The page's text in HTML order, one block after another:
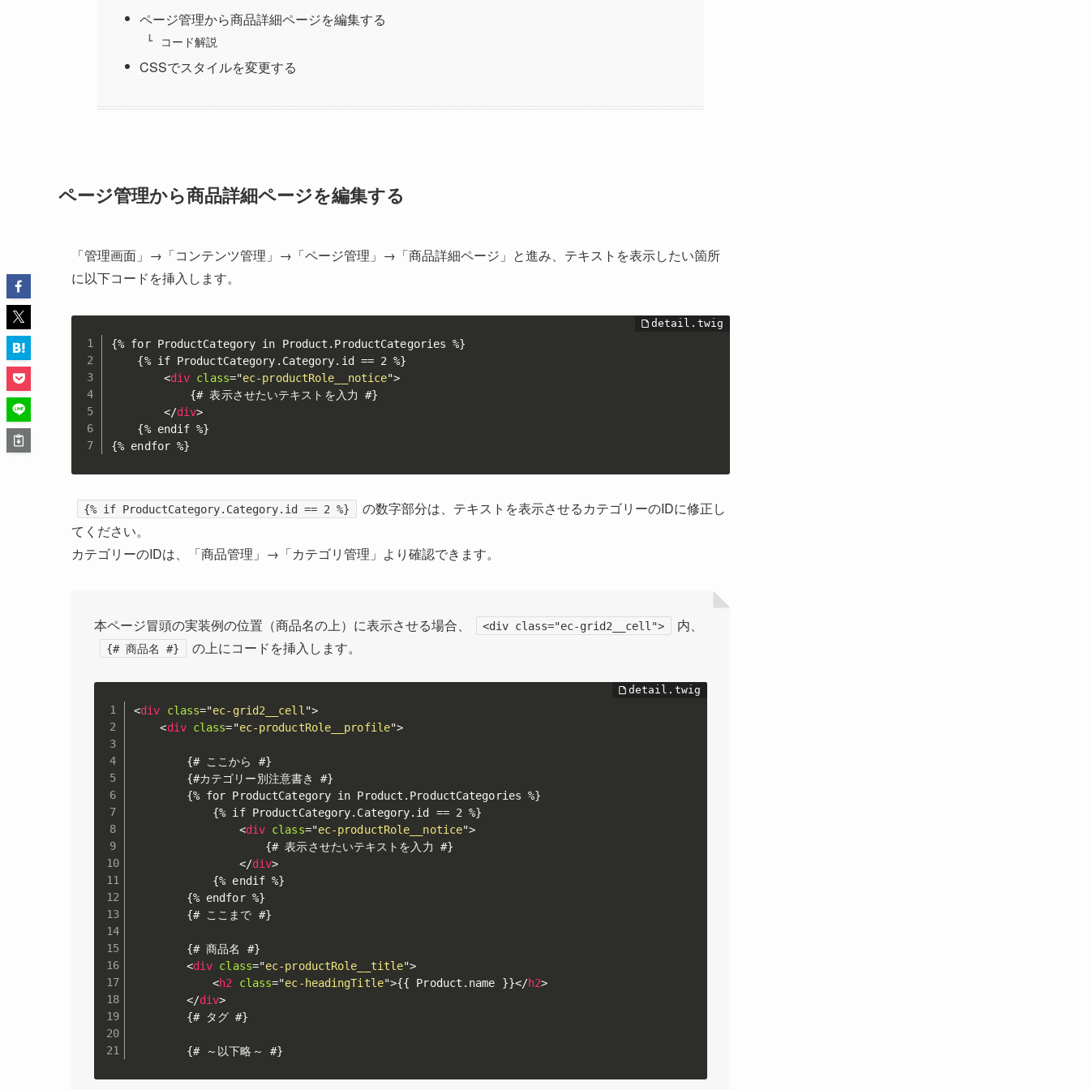
ページ管理から商品詳細ページを編集する
コード解説
CSSでスタイルを変更する
ページ管理から商品詳細ページを編集する
「管理画面」→「コンテンツ管理」→「ページ管理」→「商品詳細ページ」と進み、テキストを表示したい箇所
に以下コードを挿入します。
{% for ProductCategory in Product.ProductCategories %}
    {% if ProductCategory.Category.id == 2 %}
<div class="ec-productRole__notice">
            {# 表示させたいテキストを入力 #}
</div>
    {% endif %}
{% endfor %}
{% if ProductCategory.Category.id == 2 %}
の数字部分は、テキストを表示させるカテゴリーのIDに修正し
てください。
カテゴリーのIDは、「商品管理」→「カテゴリ管理」より確認できます。
本ページ冒頭の実装例の位置（商品名の上）に表示させる場合、 <div class="ec-grid2__cell"> 内、
{# 商品名 #} の上にコードを挿入します。
<div class="ec-grid2__cell ">
<div class="ec-productRole__profile">
        {# ここから #}
        {#カテゴリー別注意書き #}
        {% for ProductCategory in Product.ProductCategories %}
            {% if ProductCategory.Category.id == 2 %}
<div class="ec-productRole__notice">
                    {# 表示させたいテキストを入力 #}
</div>
            {% endif %}
        {% endfor %}
        {# ここまで #}
        {# 商品名 #}
<div class="ec-productRole__title">
<h2 class="ec-headingTitle">{{ Product.name }}</h2>
</div>
        {# タグ #}
        {# ～以下略～ #}